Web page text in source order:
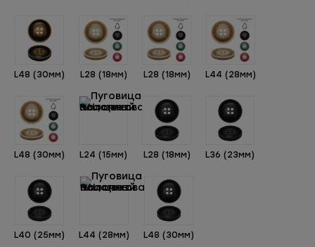
L48 (30мм) L28 (18мм) L28 (18мм) L44 (28мм)
L48 (30мм) L24 (15мм) L28 (18мм) L36 (23мм)
L40 (25мм) L44 (28мм) L48 (30мм)